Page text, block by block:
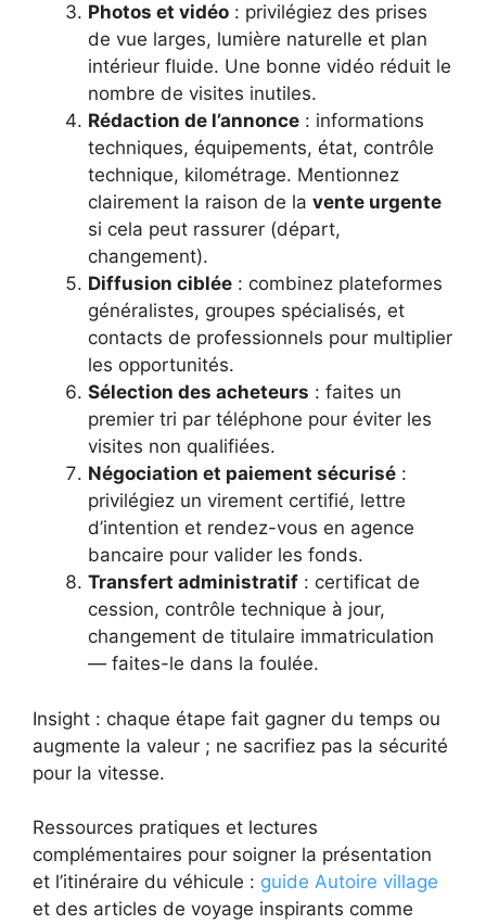
Photos et vidéo : privilégiez des prises
de vue larges, lumière naturelle et plan
intérieur fluide. Une bonne vidéo réduit le
nombre de visites inutiles.
Rédaction de l’annonce : informations
techniques, équipements, état, contrôle
technique, kilométrage. Mentionnez
clairement la raison de la vente urgente
si cela peut rassurer (départ,
changement).
Diffusion ciblée : combinez plateformes
généralistes, groupes spécialisés, et
contacts de professionnels pour multiplier
les opportunités.
Sélection des acheteurs : faites un
premier tri par téléphone pour éviter les
visites non qualifiées.
Négociation et paiement sécurisé :
privilégiez un virement certifié, lettre
d’intention et rendez-vous en agence
bancaire pour valider les fonds.
Transfert administratif : certificat de
cession, contrôle technique à jour,
changement de titulaire immatriculation
— faites-le dans la foulée.
Insight : chaque étape fait gagner du temps ou
augmente la valeur ; ne sacrifiez pas la sécurité
pour la vitesse.
Ressources pratiques et lectures
complémentaires pour soigner la présentation
et l’itinéraire du véhicule : guide Autoire village
et des articles de voyage inspirants comme